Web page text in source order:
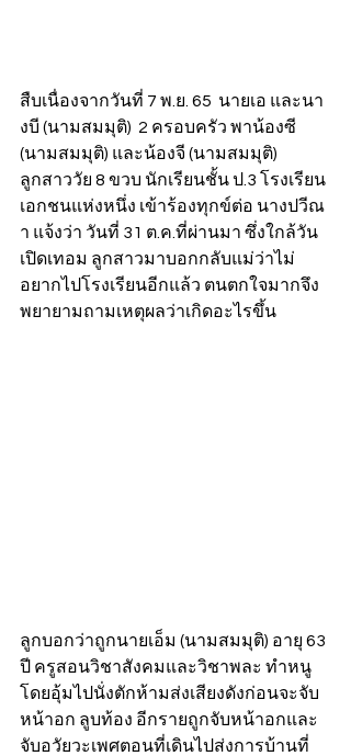
สืบเนื่องจากวันที่ 7 พ.ย. 65  นายเอ และนา
งบี (นามสมมุติ)  2 ครอบครัว พาน้องซี
(นามสมมุติ) และน้องจี (นามสมมุติ)
ลูกสาววัย 8 ขวบ นักเรียนชั้น ป.3 โรงเรียน
เอกชนแห่งหนึ่ง เข้าร้องทุกข์ต่อ นางปวีณ
า แจ้งว่า วันที่ 31 ต.ค.ที่ผ่านมา ซึ่งใกล้วัน
เปิดเทอม ลูกสาวมาบอกกลับแม่ว่าไม่
อยากไปโรงเรียนอีกแล้ว ตนตกใจมากจึง
พยายามถามเหตุผลว่าเกิดอะไรขึ้น
ลูกบอกว่าถูกนายเอ็ม (นามสมมุติ) อายุ 63
ปี ครูสอนวิชาสังคมและวิชาพละ ทำหนู
โดยอุ้มไปนั่งตักห้ามส่งเสียงดังก่อนจะจับ
หน้าอก ลูบท้อง อีกรายถูกจับหน้าอกและ
จับอวัยวะเพศตอนที่เดินไปส่งการบ้านที่